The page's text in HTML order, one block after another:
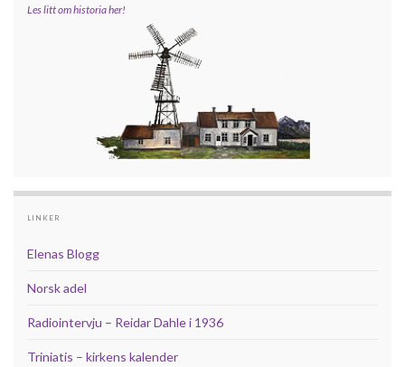
Les litt om historia her!
LINKER
Elenas Blogg
Norsk adel
Radiointervju – Reidar Dahle i 1936
Triniatis – kirkens kalender